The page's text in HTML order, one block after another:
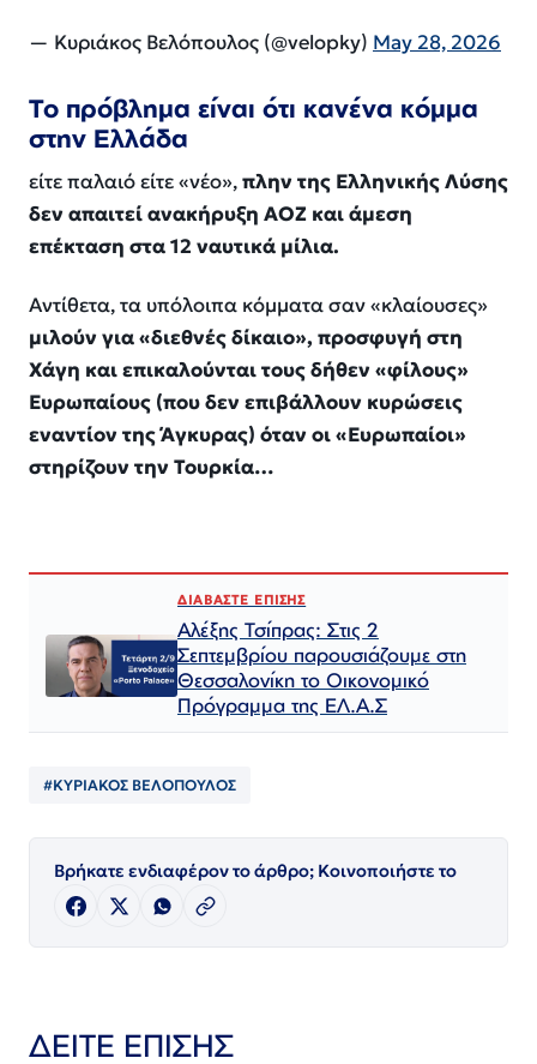
— Κυριάκος Βελόπουλος (@velopky) May 28, 2026
Το πρόβλημα είναι ότι κανένα κόμμα
στην Ελλάδα
είτε παλαιό είτε «νέο»,πλην της Ελληνικής Λύσης
δεν απαιτεί ανακήρυξη ΑΟΖ και άμεση
επέκταση στα 12 ναυτικά μίλια.
Αντίθετα, τα υπόλοιπα κόμματα σαν «κλαίουσες»
μιλούν για «διεθνές δίκαιο», προσφυγή στη
Χάγη και επικαλούνται τους δήθεν «φίλους»
Ευρωπαίους (που δεν επιβάλλουν κυρώσεις
εναντίον της Άγκυρας) όταν οι «Ευρωπαίοι»
στηρίζουν την Τουρκία…
ΔΙΑΒΑΣΤΕ ΕΠΙΣΗΣ
Αλέξης Τσίπρας: Στις 2
Σεπτεμβρίου παρουσιάζουμε στη
Θεσσαλονίκη το Οικονομικό
Πρόγραμμα της ΕΛ.Α.Σ
#ΚΥΡΙΑΚΟΣ ΒΕΛΟΠΟΥΛΟΣ
Βρήκατε ενδιαφέρον το άρθρο; Κοινοποιήστε το
ΔΕΙΤΕ ΕΠΙΣΗΣ